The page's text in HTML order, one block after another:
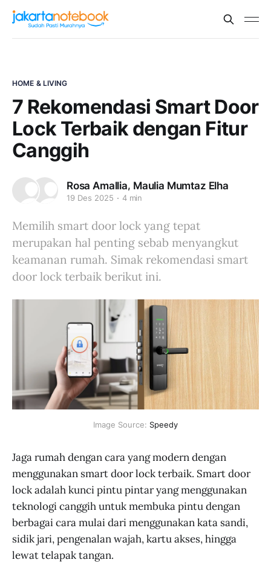
HOME & LIVING
7 Rekomendasi Smart Door
Lock Terbaik dengan Fitur
Canggih
Rosa Amallia, Maulia Mumtaz Elha
19 Des 2025 4 min
Memilih smart door lock yang tepat
merupakan hal penting sebab menyangkut
keamanan rumah. Simak rekomendasi smart
door lock terbaik berikut ini.
Image Source: Speedy
Jaga rumah dengan cara yang modern dengan
menggunakan smart door lock terbaik. Smart door
lock adalah kunci pintu pintar yang menggunakan
teknologi canggih untuk membuka pintu dengan
berbagai cara mulai dari menggunakan kata sandi,
sidik jari, pengenalan wajah, kartu akses, hingga
lewat telapak tangan.